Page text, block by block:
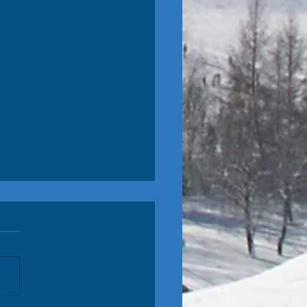
Hohentauern
Schüler sind auch im Slalom
Nico leider NIZ im 2., aber